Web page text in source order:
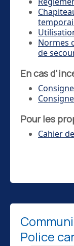
Normes
de
En cas
Pour les
Cahier
Police